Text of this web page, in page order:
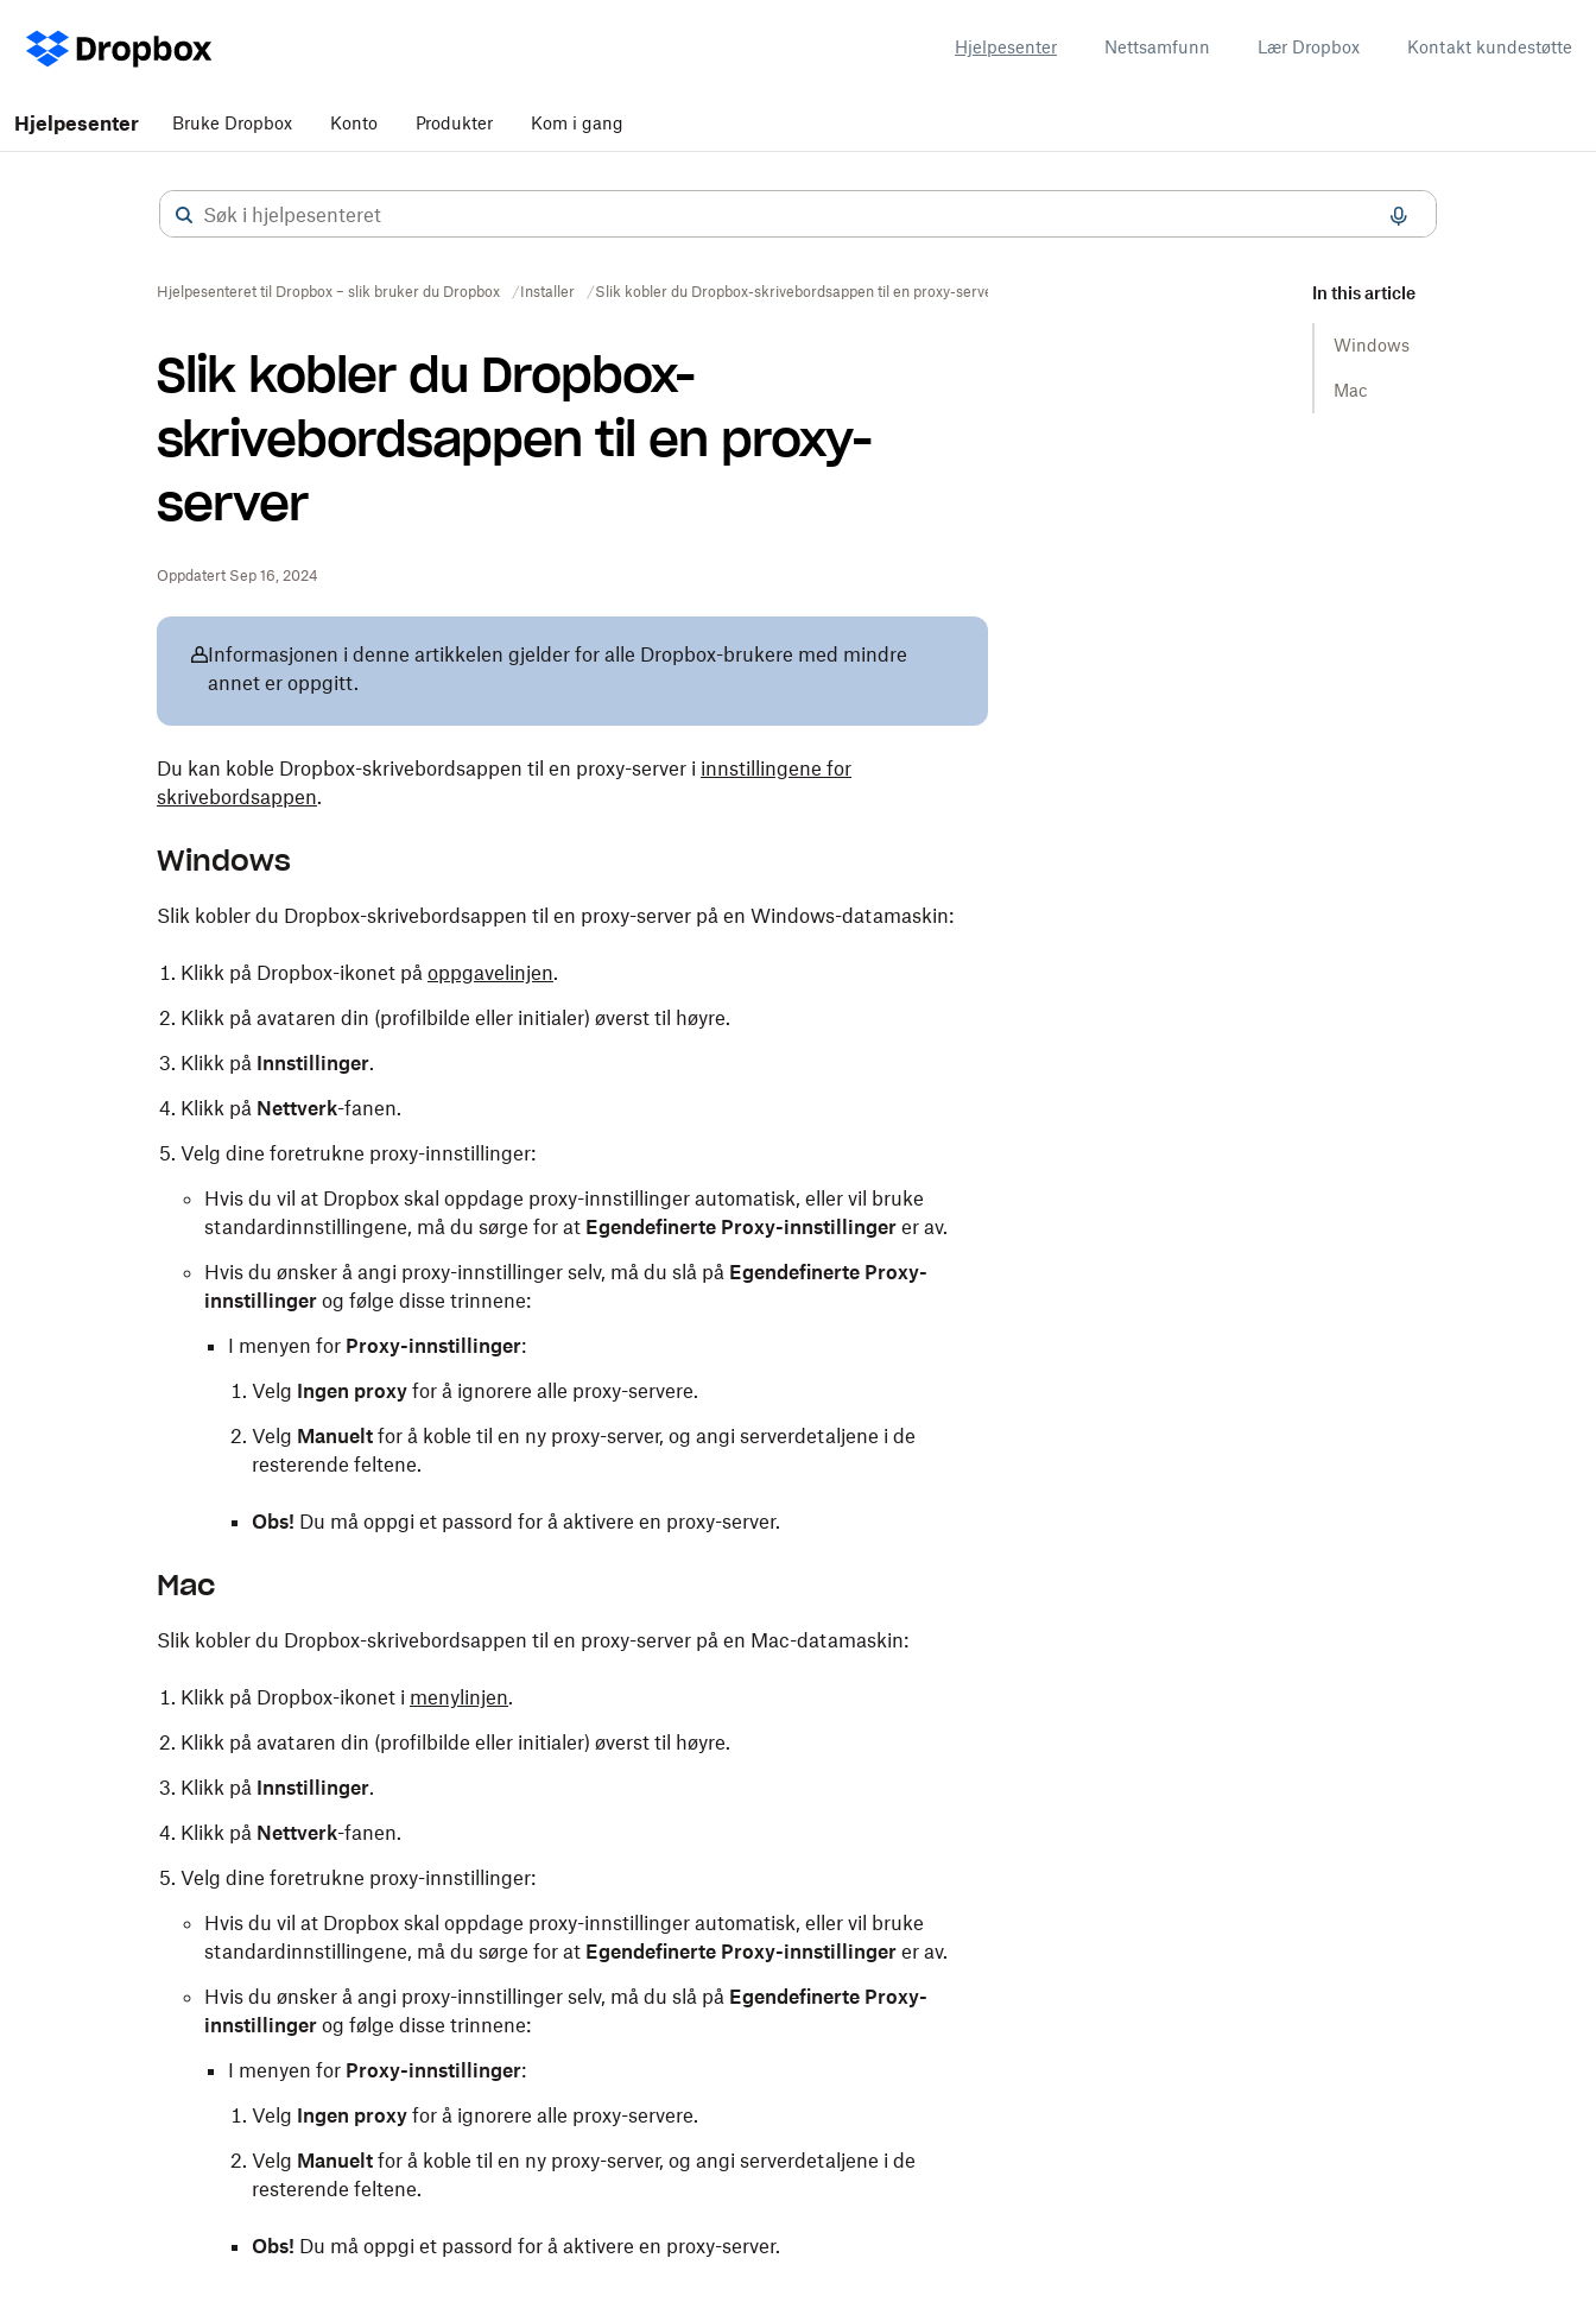
Hjelpesenter Nettsamfunn Lær Dropbox Kontakt kundestøtte
Hjelpesenter Bruke Dropbox Konto Produkter Kom i gang
Hjelpesenteret til Dropbox – slik bruker du Dropbox Installer Slik kobler du Dropbox-skrivebordsappen til en proxy-server
Slik kobler du Dropbox-
skrivebordsappen til en proxy-
server
Oppdatert Sep 16, 2024
In this article
Windows
Mac
Informasjonen i denne artikkelen gjelder for alle Dropbox-brukere med mindre
annet er oppgitt.
Du kan koble Dropbox-skrivebordsappen til en proxy-server i innstillingene for
skrivebordsappen.
Windows
Slik kobler du Dropbox-skrivebordsappen til en proxy-server på en Windows-datamaskin:
Klikk på Dropbox-ikonet på oppgavelinjen.
Klikk på avataren din (profilbilde eller initialer) øverst til høyre.
Klikk på Innstillinger.
Klikk på Nettverk-fanen.
Velg dine foretrukne proxy-innstillinger:
Hvis du vil at Dropbox skal oppdage proxy-innstillinger automatisk, eller vil bruke
standardinnstillingene, må du sørge for at Egendefinerte Proxy-innstillinger er av.
Hvis du ønsker å angi proxy-innstillinger selv, må du slå på Egendefinerte Proxy-
innstillinger og følge disse trinnene:
I menyen for Proxy-innstillinger:
Velg Ingen proxy for å ignorere alle proxy-servere.
Velg Manuelt for å koble til en ny proxy-server, og angi serverdetaljene i de
resterende feltene.
Obs! Du må oppgi et passord for å aktivere en proxy-server.
Mac
Slik kobler du Dropbox-skrivebordsappen til en proxy-server på en Mac-datamaskin:
Klikk på Dropbox-ikonet i menylinjen.
Klikk på avataren din (profilbilde eller initialer) øverst til høyre.
Klikk på Innstillinger.
Klikk på Nettverk-fanen.
Velg dine foretrukne proxy-innstillinger:
Hvis du vil at Dropbox skal oppdage proxy-innstillinger automatisk, eller vil bruke
standardinnstillingene, må du sørge for at Egendefinerte Proxy-innstillinger er av.
Hvis du ønsker å angi proxy-innstillinger selv, må du slå på Egendefinerte Proxy-
innstillinger og følge disse trinnene:
I menyen for Proxy-innstillinger:
Velg Ingen proxy for å ignorere alle proxy-servere.
Velg Manuelt for å koble til en ny proxy-server, og angi serverdetaljene i de
resterende feltene.
Obs! Du må oppgi et passord for å aktivere en proxy-server.